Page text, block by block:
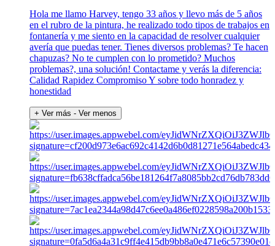
Hola me llamo Harvey, tengo 33 años y llevo más de 5 años
en el rubro de la pintura, he realizado todo tipos de trabajos en
fontanería y me siento en la capacidad de resolver cualquier
avería que puedas tener. Tienes diversos problemas? Te hacen
chapuzas? No te cumplen con lo prometido? Muchos
problemas?, una solución! Contactame y verás la diferencia:
Calidad Rapidez Compromiso Y sobre todo honradez y
honestidad
+ Ver más - Ver menos